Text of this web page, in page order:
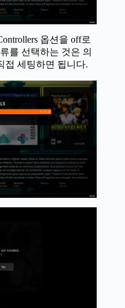
옵션을 off로
를 선택하는 것은 의
접 세팅하면 됩니다.